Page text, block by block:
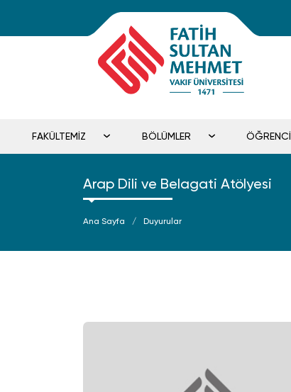
FAKÜLTEMİZ BÖLÜMLER ÖĞRENCİ
Arap Dili ve Belagati Atölyesi
Ana Sayfa Duyurular